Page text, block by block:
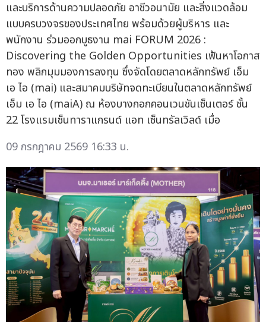
และบริการด้านความปลอดภัย อาชีวอนามัย และสิ่งแวดล้อม
แบบครบวงจรของประเทศไทย พร้อมด้วยผู้บริหาร และ
พนักงาน ร่วมออกบูธงาน mai FORUM 2026 :
Discovering the Golden Opportunities เฟ้นหาโอกาส
ทอง พลิกมุมมองการลงทุน ซึ่งจัดโดยตลาดหลักทรัพย์ เอ็ม
เอ ไอ (mai) และสมาคมบริษัทจดทะเบียนในตลาดหลักทรัพย์
เอ็ม เอ ไอ (maiA) ณ ห้องบางกอกคอนเวนชันเซ็นเตอร์ ชั้น
22 โรงแรมเซ็นทาราแกรนด์ แอท เซ็นทรัลเวิลด์ เมื่อ
09 กรกฎาคม 2569 16:33 น.